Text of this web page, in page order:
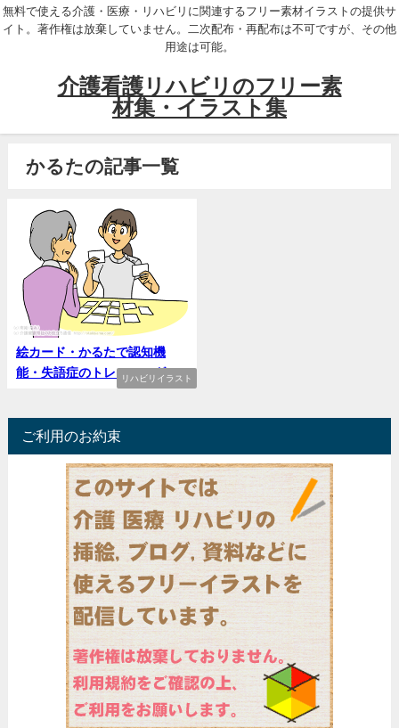
無料で使える介護・医療・リハビリに関連するフリー素材イラストの提供サ
イト。著作権は放棄していません。二次配布・再配布は不可ですが、その他
用途は可能。
介護看護リハビリのフリー素
材集・イラスト集
かるたの記事一覧
リハビリイラスト
絵カード・かるたで認知機
能・失語症のトレーニング
ご利用のお約束